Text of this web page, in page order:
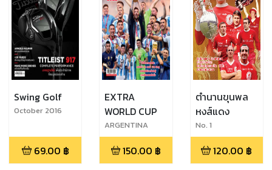
Swing Golf
October 2016
69.00 ฿
EXTRA
WORLD CUP
ARGENTINA
CHAMPIONS
Qatar 2022
150.00 ฿
ตำนานขุนพล
หงส์แดง
No. 1
120.00 ฿